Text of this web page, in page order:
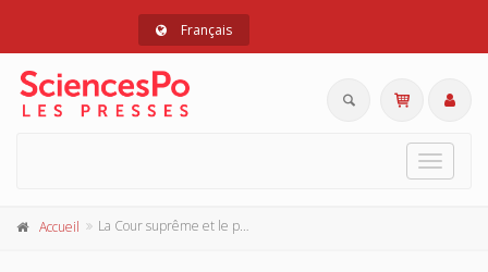
Français
Toggle
Accueil La Cour suprême et le problème communiste aux Etats-Unis